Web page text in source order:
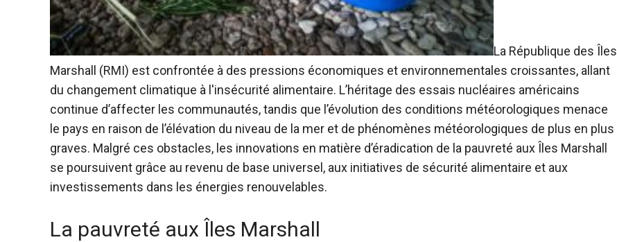
La République des Îles
Marshall (RMI) est confrontée à des pressions économiques et environnementales croissantes, allant
du changement climatique à l'insécurité alimentaire. L’héritage des essais nucléaires américains
continue d’affecter les communautés, tandis que l’évolution des conditions météorologiques menace
le pays en raison de l’élévation du niveau de la mer et de phénomènes météorologiques de plus en plus
graves. Malgré ces obstacles, les innovations en matière d’éradication de la pauvreté aux Îles Marshall
se poursuivent grâce au revenu de base universel, aux initiatives de sécurité alimentaire et aux
investissements dans les énergies renouvelables.
La pauvreté aux Îles Marshall